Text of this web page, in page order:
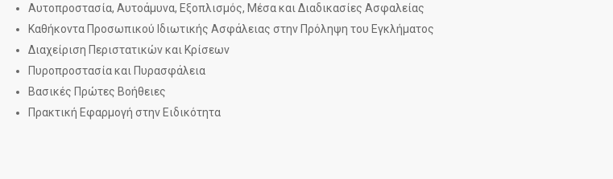
Αυτοπροστασία, Αυτοάμυνα, Εξοπλισμός, Μέσα και Διαδικασίες Ασφαλείας
Καθήκοντα Προσωπικού Ιδιωτικής Ασφάλειας στην Πρόληψη του Εγκλήματος
Διαχείριση Περιστατικών και Κρίσεων
Πυροπροστασία και Πυρασφάλεια
Βασικές Πρώτες Βοήθειες
Πρακτική Εφαρμογή στην Ειδικότητα